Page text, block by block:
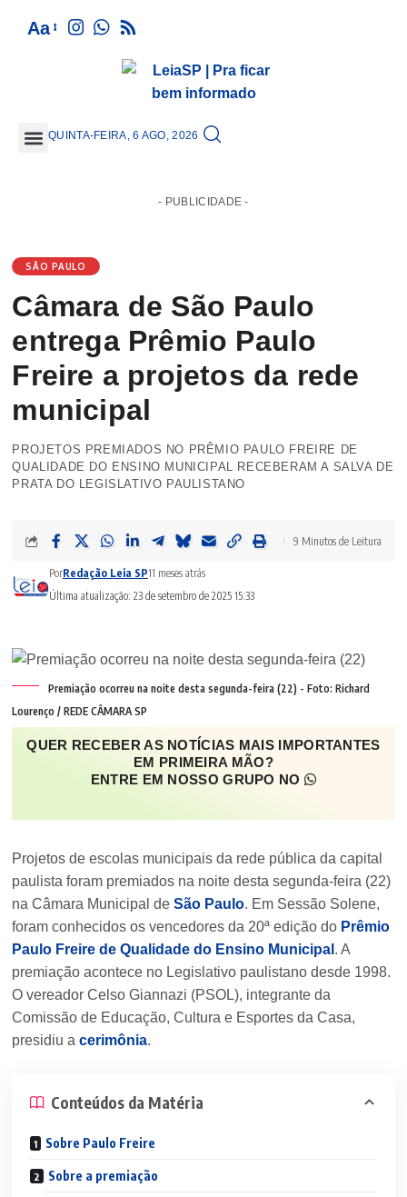
Aa
QUINTA-FEIRA, 6 AGO, 2026
- PUBLICIDADE -
SÃO PAULO
Câmara de São Paulo
entrega Prêmio Paulo
Freire a projetos da rede
municipal
PROJETOS PREMIADOS NO PRÊMIO PAULO FREIRE DE
QUALIDADE DO ENSINO MUNICIPAL RECEBERAM A SALVA DE
PRATA DO LEGISLATIVO PAULISTANO
Última atualização: 23 de setembro de 2025 15:33
PorRedação Leia SP11 meses atrás
9 Minutos de Leitura
Premiação ocorreu na noite desta segunda-feira (22) - Foto: Richard
Lourenço / REDE CÂMARA SP
QUER RECEBER AS NOTÍCIAS MAIS IMPORTANTES
EM PRIMEIRA MÃO?
ENTRE EM NOSSO GRUPO NO
Projetos de escolas municipais da rede pública da capital
paulista foram premiados na noite desta segunda-feira (22)
na Câmara Municipal deSão Paulo. Em Sessão Solene,
foram conhecidos os vencedores da 20ª edição do Prêmio
Paulo Freire de Qualidade do Ensino Municipal . A
premiação acontece no Legislativo paulistano desde 1998.
O vereador Celso Giannazi (PSOL), integrante da
Comissão de Educação, Cultura e Esportes da Casa,
presidiu acerimônia.
Conteúdos da Matéria
Sobre Paulo Freire
Sobre a premiação